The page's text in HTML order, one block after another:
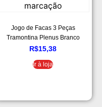
Jogo de Facas 3 Peças
Tramontina Plenus Branco
R$15,38
Ir à loja